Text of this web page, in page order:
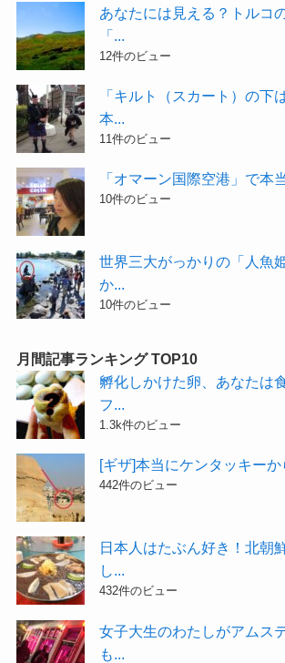
あなたには見える？トルコ
「...
12件のビュー
「キルト（スカート）の下
本...
11件のビュー
「オマーン国際空港」で本
10件のビュー
世界三大がっかりの「人魚
か...
10件のビュー
月間記事ランキング TOP10
孵化しかけた卵、あなたは
フ...
1.3k件のビュー
[ギザ]本当にケンタッキー
442件のビュー
日本人はたぶん好き！北朝
し...
432件のビュー
女子大生のわたしがアムス
も...